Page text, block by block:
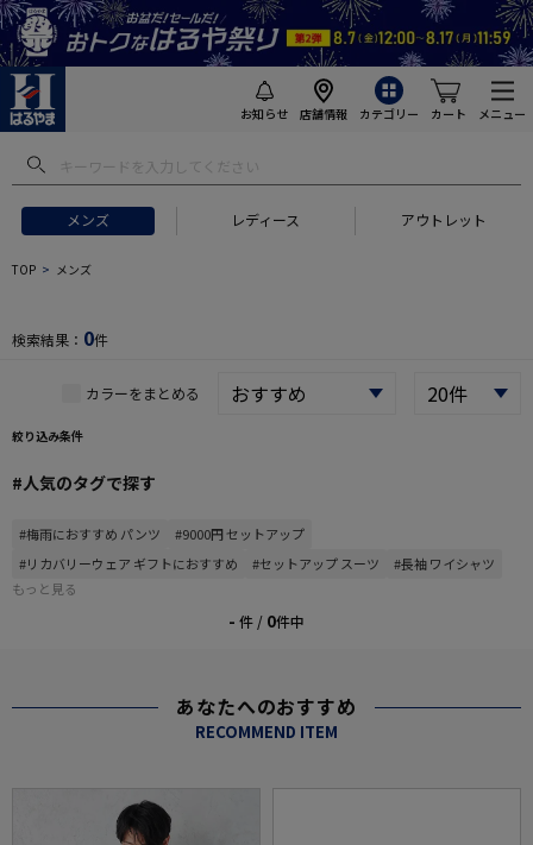
お知らせ 店舗情報 カテゴリー カート メニュー
メンズ レディース アウトレット
フトにおすすめ #セットアップ スーツ
TOP メンズ
検索結果： 0件
カラーをまとめる
絞り込み条件
#人気のタグで探す
#梅雨におすすめ パンツ
#9000円 セットアップ
#リカバリーウェア ギフトにおすすめ
#セットアップ スーツ
#長袖 ワイシャツ
もっと見る
- 件 / 0件中
あなたへのおすすめ
RECOMMEND ITEM